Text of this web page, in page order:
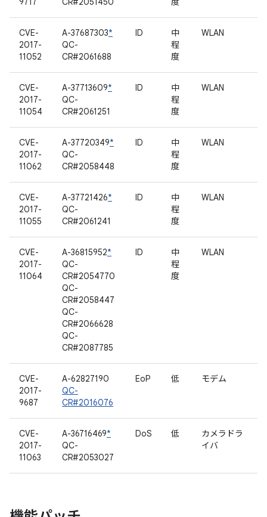
CVE-
2017-
11052
A-37687303*
QC-
CR#2061688
ID
中
程
度
WLAN
CVE-
2017-
11054
A-37713609*
QC-
CR#2061251
ID
中
程
度
WLAN
CVE-
2017-
11062
A-37720349*
QC-
CR#2058448
ID
中
程
度
WLAN
CVE-
2017-
11055
A-37721426*
QC-
CR#2061241
ID
中
程
度
WLAN
CVE-
2017-
11064
A-36815952*
QC-
CR#2054770
QC-
CR#2058447
QC-
CR#2066628
QC-
CR#2087785
ID
中
程
度
WLAN
CVE-
2017-
9687
A-62827190
QC-
CR#2016076
EoP 低 モデム
CVE-
2017-
11063
A-36716469*
QC-
CR#2053027
DoS 低
カメラドラ
イバ